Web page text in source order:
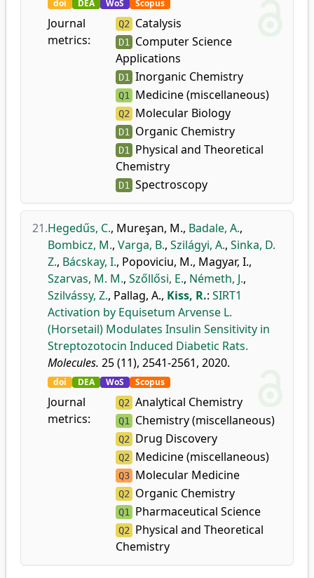
doi DEA WoS Scopus
Journal
metrics:
Q2 Catalysis
D1 Computer Science
Applications
D1 Inorganic Chemistry
Q1 Medicine (miscellaneous)
Q2 Molecular Biology
D1 Organic Chemistry
D1 Physical and Theoretical
Chemistry
D1 Spectroscopy
21.Hegedűs, C., Mureşan, M., Badale, A.,
Bombicz, M., Varga, B., Szilágyi, A., Sinka, D.
Z., Bácskay, I., Popoviciu, M., Magyar, I.,
Szarvas, M. M., Szőllősi, E., Németh, J.,
Szilvássy, Z., Pallag, A., Kiss, R.: SIRT1
Activation by Equisetum Arvense L.
(Horsetail) Modulates Insulin Sensitivity in
Streptozotocin Induced Diabetic Rats.
Molecules. 25 (11), 2541-2561, 2020.
doi DEA WoS Scopus
Journal
metrics:
Q2 Analytical Chemistry
Q1 Chemistry (miscellaneous)
Q2 Drug Discovery
Q2 Medicine (miscellaneous)
Q3 Molecular Medicine
Q2 Organic Chemistry
Q1 Pharmaceutical Science
Q2 Physical and Theoretical
Chemistry